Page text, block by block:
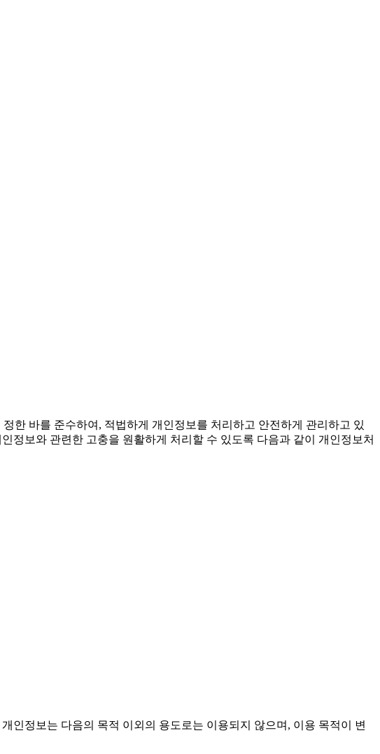
한 바를 준수하여, 적법하게 개인정보를 처리하고 안전하게 관리하고 있
정보와 관련한 고충을 원활하게 처리할 수 있도록 다음과 같이 개인정보처
인정보는 다음의 목적 이외의 용도로는 이용되지 않으며, 이용 목적이 변